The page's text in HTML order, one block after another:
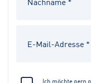
Ich möchte gern